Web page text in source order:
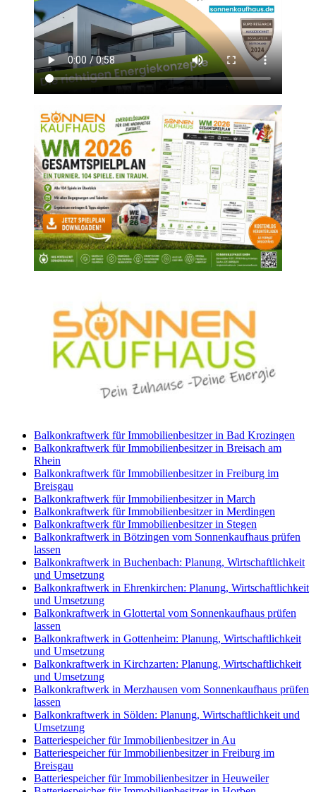
Balkonkraftwerk für Immobilienbesitzer in Bad Krozingen
Balkonkraftwerk für Immobilienbesitzer in Breisach am
Rhein
Balkonkraftwerk für Immobilienbesitzer in Freiburg im
Breisgau
Balkonkraftwerk für Immobilienbesitzer in March
Balkonkraftwerk für Immobilienbesitzer in Merdingen
Balkonkraftwerk für Immobilienbesitzer in Stegen
Balkonkraftwerk in Bötzingen vom Sonnenkaufhaus prüfen
lassen
Balkonkraftwerk in Buchenbach: Planung, Wirtschaftlichkeit
und Umsetzung
Balkonkraftwerk in Ehrenkirchen: Planung, Wirtschaftlichkeit
und Umsetzung
Balkonkraftwerk in Glottertal vom Sonnenkaufhaus prüfen
lassen
Balkonkraftwerk in Gottenheim: Planung, Wirtschaftlichkeit
und Umsetzung
Balkonkraftwerk in Kirchzarten: Planung, Wirtschaftlichkeit
und Umsetzung
Balkonkraftwerk in Merzhausen vom Sonnenkaufhaus prüfen
lassen
Balkonkraftwerk in Sölden: Planung, Wirtschaftlichkeit und
Umsetzung
Batteriespeicher für Immobilienbesitzer in Au
Batteriespeicher für Immobilienbesitzer in Freiburg im
Breisgau
Batteriespeicher für Immobilienbesitzer in Heuweiler